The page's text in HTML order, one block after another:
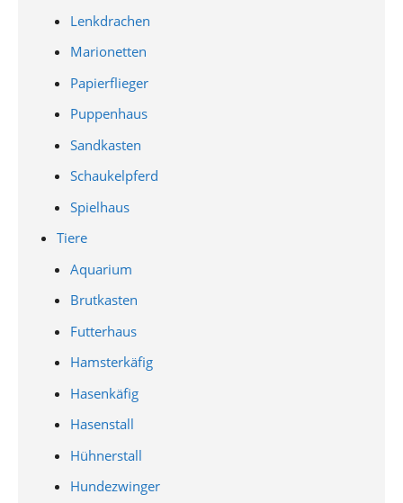
Lenkdrachen
Marionetten
Papierflieger
Puppenhaus
Sandkasten
Schaukelpferd
Spielhaus
Tiere
Aquarium
Brutkasten
Futterhaus
Hamsterkäfig
Hasenkäfig
Hasenstall
Hühnerstall
Hundezwinger